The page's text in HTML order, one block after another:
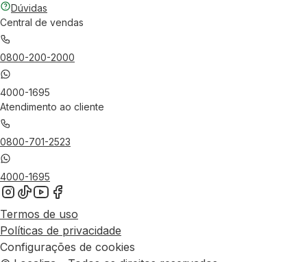
Dúvidas
Central de vendas
0800-200-2000
4000-1695
Atendimento ao cliente
0800-701-2523
4000-1695
Termos de uso
Políticas de privacidade
Configurações de cookies